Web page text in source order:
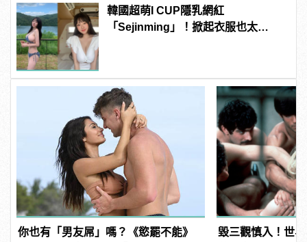
韓國超萌I CUP隱乳網紅
「Sejinming」！掀起衣服也太
你也有「男友屌」嗎？《慾罷不能》
毀三觀慎入！世